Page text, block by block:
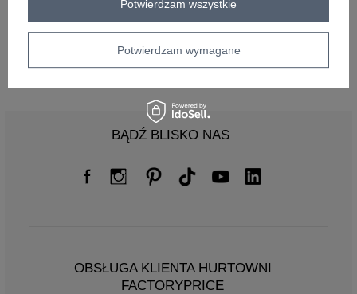
BĄDŹ BLISKO NAS
OBSŁUGA KLIENTA HURTOWNI
FACTORYPRICE
Potwierdzam wymagane
Potwierdzam wszystkie